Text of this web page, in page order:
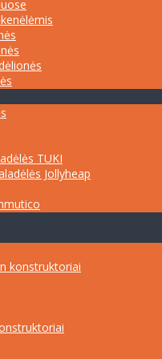
TUKI
Jollyheap
konstruktoriai